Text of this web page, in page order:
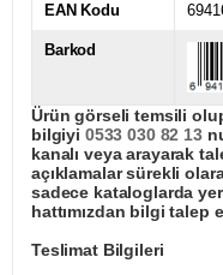
EAN Kodu
Barkod
Ürün görseli temsili
bilgiyi 0533 030 82 13
kanalı veya arayarak
açıklamalar sürekli
sadece kataloglarda
hattımızdan bilgi talep
Teslimat Bilgileri